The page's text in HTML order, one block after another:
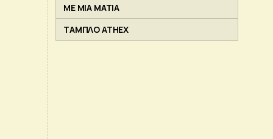
ΜΕ ΜΙΑ ΜΑΤΙΑ
ΤΑΜΠΛΟ ATHEX